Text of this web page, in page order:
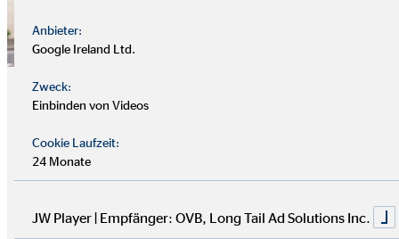
Gelebte Solidarität beim
»Das OVB Hilfswerk steht für gelebte Solidarität. Für
Verlässlichkeit und menschliche Wärme. Im Namen aller,
Anbieter:
Google Ireland Ltd.
Zweck:
Einbinden von Videos
Cookie Laufzeit:
24 Monate
JW Player | Empfänger: OVB, Long Tail Ad Solutions Inc.